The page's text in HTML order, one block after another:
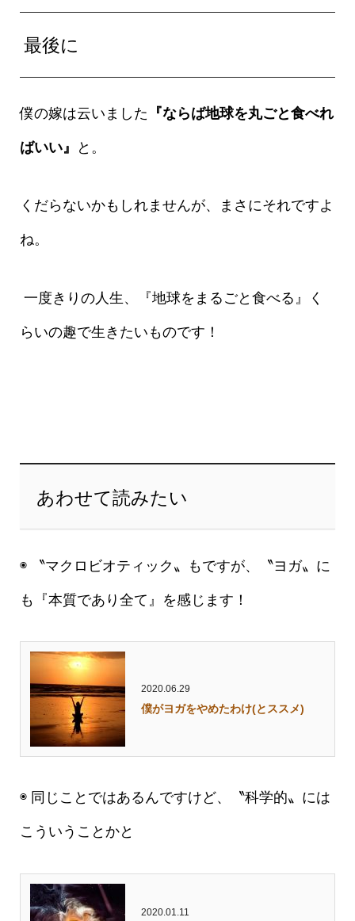
最後に
僕の嫁は云いました 『ならば地球を丸ごと食べれ
ばいい』 と。
くだらないかもしれませんが、まさにそれですよ
ね。
一度きりの人生、『地球をまるごと食べる』く
らいの趣で生きたいものです！
あわせて読みたい
◉ 〝マクロビオティック〟もですが、〝ヨガ〟に
も『本質であり全て』を感じます！
2020.06.29
僕がヨガをやめたわけ(とススメ)
◉ 同じことではあるんですけど、〝科学的〟には
こういうことかと
2020.01.11